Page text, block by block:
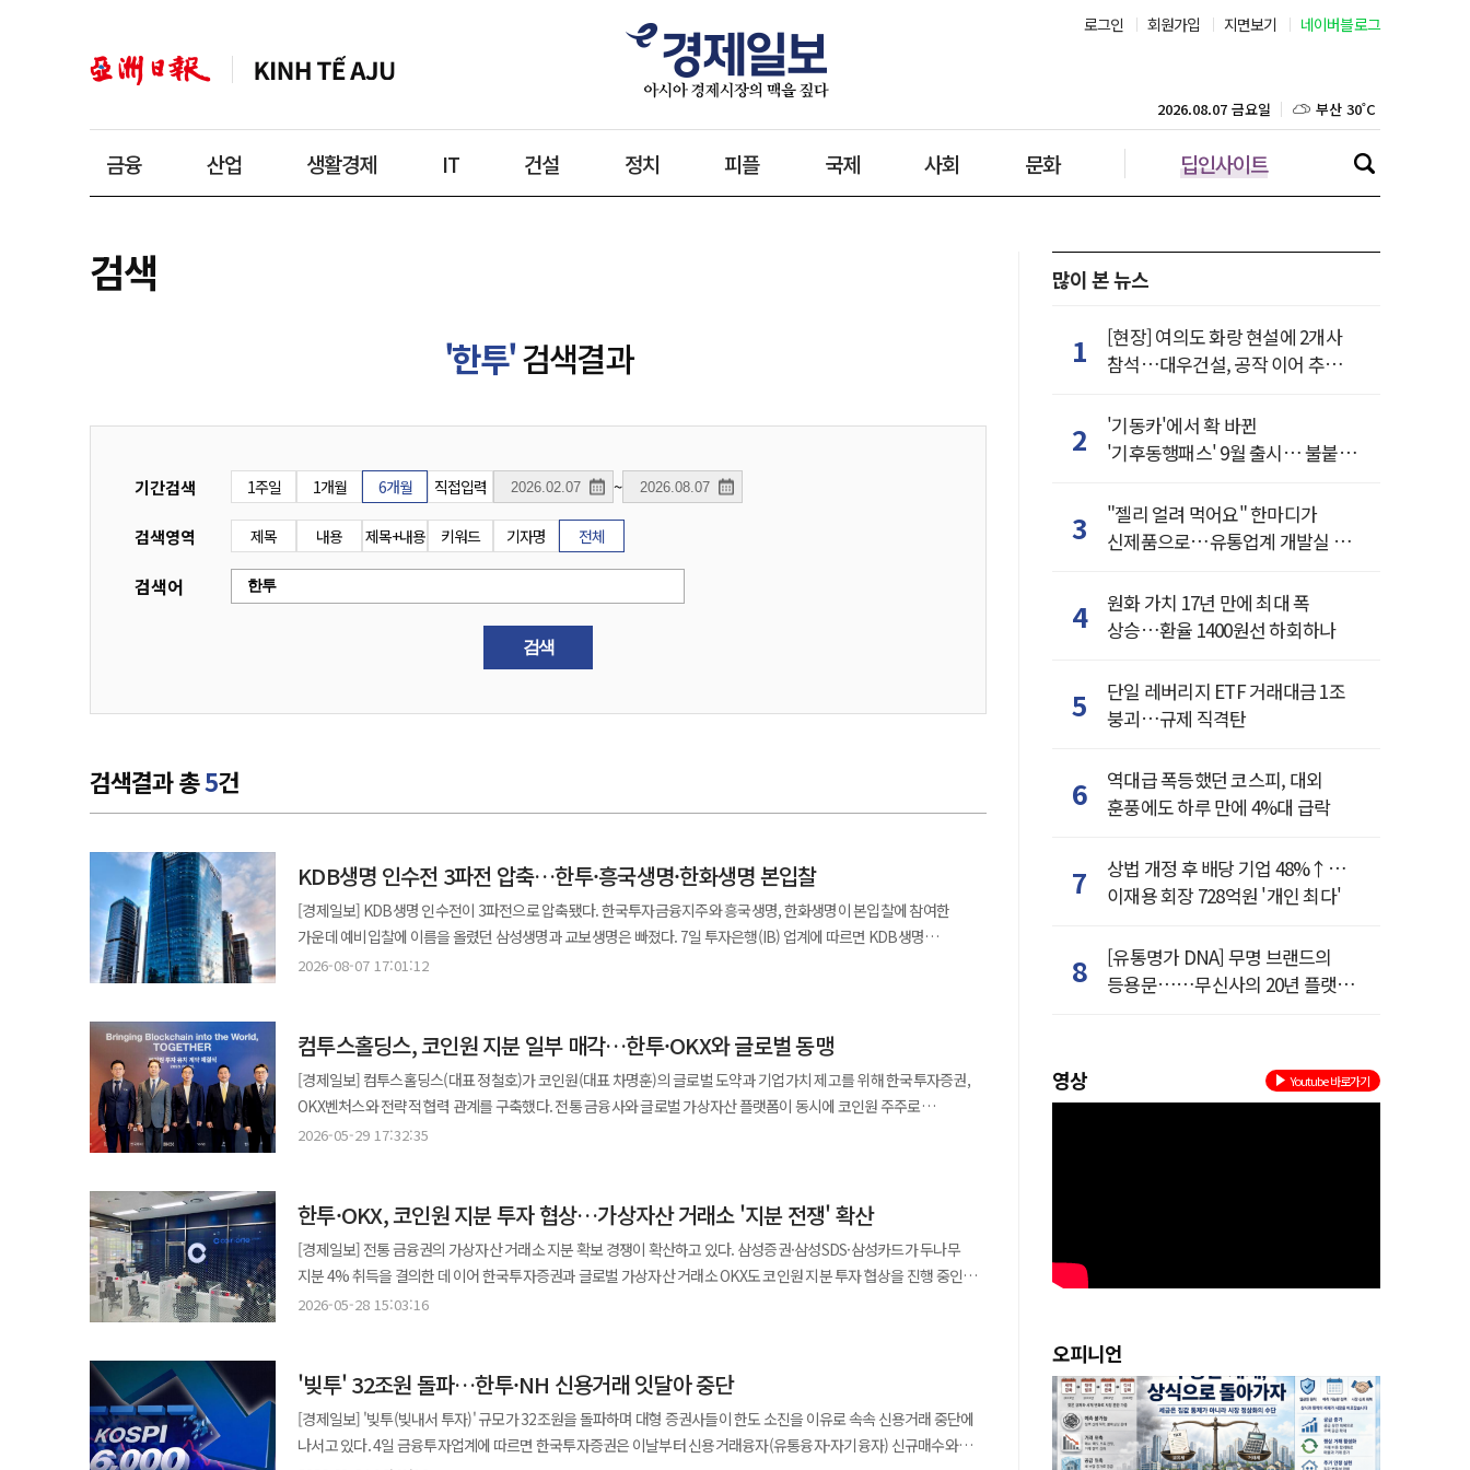
로그인 회원가입 지면보기 네이버블로그
금융 산업 생활경제 IT 건설 정치 피플 국제 사회 문화 딥인사이트
2026.08.07 금요일 대구 33˚C
인천 32˚C
울산 30˚C
제주 30˚C
검색
'한투'검색결과
기간검색 1주일 1개월 6개월 직접입력 ~
검색영역 제목 내용 제목+내용 키워드 기자명 전체
검색어
검색
검색결과 총5건
KDB생명 인수전 3파전 압축…한투·흥국생명·한화생명 본입찰
[경제일보] KDB생명 인수전이 3파전으로 압축됐다. 한국투자금융지주와 흥국생명, 한화생명이 본입찰에 참여한
가운데 예비입찰에 이름을 올렸던 삼성생명과 교보생명은 빠졌다. 7일 투자은행(IB) 업계에 따르면 KDB생명
본입찰에는 한국투자금융지주와 흥국생명, 한화생명 등 3곳이 참여한 것으로 파악됐다. 한국산업은행과 매각 주관사
참여사들이 제시한 인수 조건 등을 검토한 뒤 이달 중 우선협상대상자를 선정할 것으로 전망된다. 산업은행은 지난 4월
24일 KDB생명 주식 1억1632만2058주 매각과 경영권 이전을 위한 공고를 내고 매각 절차에 착수했다. 매각 대상은
KDB생명 발행주식의 99.75%다. 산업은행은 보험업계 재편과 정책금융 역량 강화 등을 고려해 KDB생명 매각을
추진하고 있다. KDB생명의 자본 문제를 해소하기 위해 그동안 증자와 후순위채 인수 등으로 약 2조1000억원을 지원해
왔다. KDB생명은 김병철 사장 취임 이후 수익성 중심의 경영 전략을 추진하며 흑자 전환에 성공했다. 올해 상반기 누적
2026-08-07 17:01:12
컴투스홀딩스, 코인원 지분 일부 매각…한투·OKX와 글로벌 동맹
[경제일보] 컴투스홀딩스(대표 정철호)가 코인원(대표 차명훈)의 글로벌 도약과 기업가치 제고를 위해 한국투자증권,
OKX벤처스와 전략적 협력 관계를 구축했다. 전통 금융사와 글로벌 가상자산 플랫폼이 동시에 코인원 주주로
합류하면서 국내 가상자산 거래소의 사업 확장 구도에도 변화가 예상된다. 컴투스홀딩스는 보유 중인 코인원 주식
차명훈 대표와 2대 주주 컴투스홀딩스가 보유한 구주 일부, 코인원의 신규 발행 주식을 한국투자증권과 OKX벤처스가
인수하는 방식으로 진행된다. 투자 이후 차명훈 대표는 지분율 30.36%로 경영권을 유지하고, 컴투스홀딩스는 자회사
보유분을 포함해 지분율 24.54%로 2대 주주 지위를 이어간다. 한국투자증권과 OKX벤처스는 각각 20%의 지분을
확보해 공동 3대 주주로 합류한다. 이번 거래는 컴투스홀딩스 입장에서는 코인원 지분 일부를 현금화하면서도 전략적
주주 지위를 유지하는 선택이다. 코인원에는 전통 금융의 컴플라이언스 역량과 글로벌 거래소의 운영 경험을 동시에
있다. OKX벤처스는 글로벌 가상자산 시장 운영 경험과 네트워크를 제공할 수 있는 파트너로 평가된다. 다만 코인원의
기업가치 제고가 곧바로 확정된 것은 아니다. 코인원은 앞서 특정금융정보법 위반 문제로 금융정보분석원(FIU)
으로부터 영업 일부정지 3개월과 과태료 52억원 처분을 받은 바 있다. 행정소송과 규제 절차, 대주주 변경 신고 수리 여부
등은 향후 사업 확장의 변수로 남아 있다. 이번 파트너십의 성패는 단순 지분투자를 넘어 실제 사업 시너지로
2026-05-29 17:32:35
한투·OKX, 코인원 지분 투자 협상…가상자산 거래소 '지분 전쟁' 확산
[경제일보] 전통 금융권의 가상자산 거래소 지분 확보 경쟁이 확산하고 있다. 삼성증권·삼성SDS·삼성카드가 두나무
지분 4% 취득을 결의한 데 이어 한국투자증권과 글로벌 가상자산 거래소 OKX도 코인원 지분 투자 협상을 진행 중인
것으로 알려졌다. 디지털자산 제도화와 원화 스테이블코인, 토큰증권 시장 확대를 앞두고 금융권이 원화마켓 거래소를
한국투자증권과 OKX가 공동 투자자로 묶이는 구조라기보다 코인원이 각 사와 개별 협상을 진행하는 방식으로
전해졌다. 코인원 측은 투자 유치 협상이 진행 중인 상황이며 완료되는 대로 알리겠다는 입장이다. 업계에서는 협상
이후에도 차명훈 창업자 겸 대표 중심의 경영 체제에는 큰 변화가 없을 것으로 보고 있다. 현재 논의가 경영권 인수보다
전략적·재무적 투자 성격에 가깝다는 이유에서다. 코인원의 주요 주주는 더원그룹, 컴투스홀딩스, 차명훈 대표,
2026-05-28 15:03:16
'빚투' 32조원 돌파…한투·NH 신용거래 잇달아 중단
[경제일보] '빚투(빚내서 투자)' 규모가 32조원을 돌파하며 대형 증권사들이 한도 소진을 이유로 속속 신용거래 중단에
나서고 있다. 4일 금융투자업계에 따르면 한국투자증권은 이날부터 신용거래융자(유통융자·자기융자) 신규매수와
많이 본 뉴스
1
[현장] 여의도 화랑 현설에 2개사
참석…대우건설, 공작 이어 추가
2
'기동카'에서 확 바뀐
'기후동행패스' 9월 출시… 불붙은
3
"젤리 얼려 먹어요" 한마디가
신제품으로…유통업계 개발실 된
4
원화 가치 17년 만에 최대 폭
상승…환율 1400원선 하회하나
5
단일 레버리지 ETF 거래대금 1조
붕괴…규제 직격탄
6
역대급 폭등했던 코스피, 대외
훈풍에도 하루 만에 4%대 급락
7
상법 개정 후 배당 기업 48%↑…
이재용 회장 728억원 '개인 최다'
8
[유통명가 DNA] 무명 브랜드의
등용문……무신사의 20년 플랫폼
영상 Youtube 바로가기
오피니언